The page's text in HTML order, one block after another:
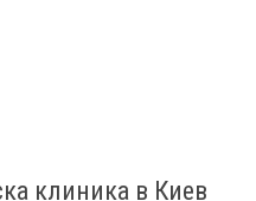
клиника в Киев